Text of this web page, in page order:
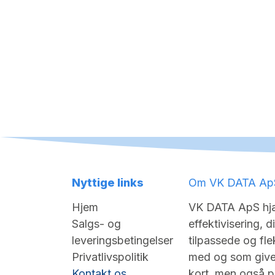
Nyttige links
Hjem
Salgs- og
leveringsbetingelser
Privatlivspolitik
Om VK DATA
VK DATA ApS
effektivisering,
tilpassede og
med og som